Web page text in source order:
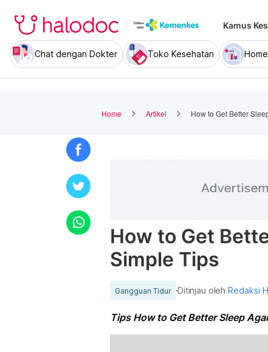
Kamus
Chat dengan Dokter Toko Kesehatan
Home Artikel How to Get Better
How to Get
Simple Tips
Gangguan Tidur Ditinjau olehRedaksi
Tips How to Get Better Sleep